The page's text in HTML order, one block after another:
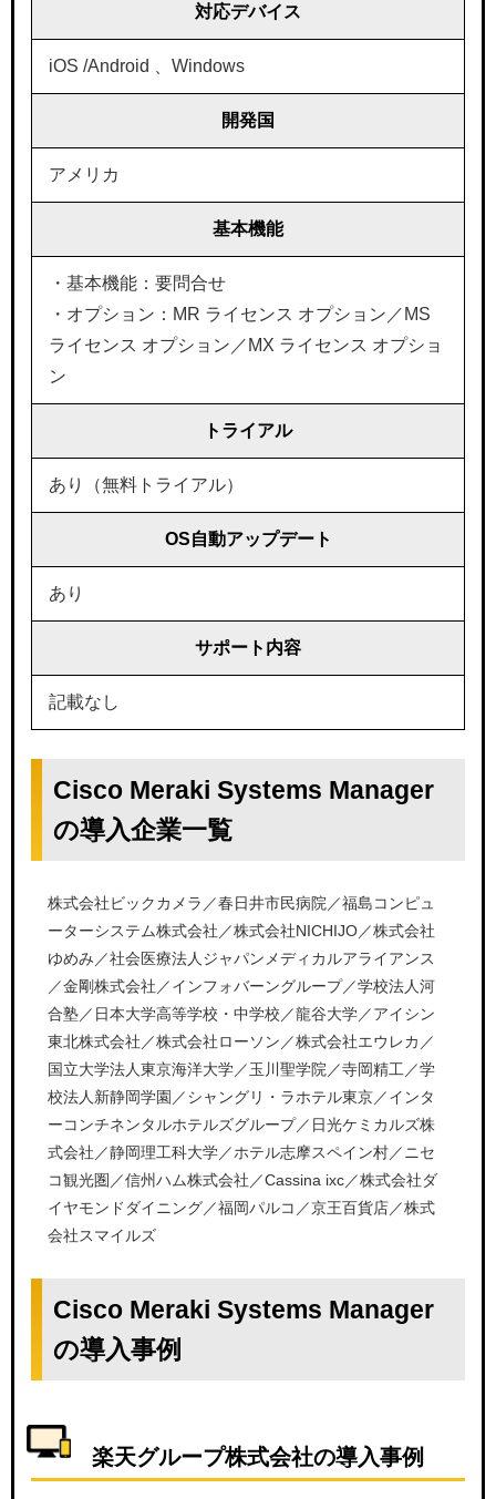
対応デバイス
iOS /Android 、Windows
開発国
アメリカ
基本機能
・基本機能：要問合せ
・オプション：MR ライセンス オプション／MS
ライセンス オプション／MX ライセンス オプショ
ン
トライアル
あり（無料トライアル）
OS自動アップデート
あり
サポート内容
記載なし
Cisco Meraki Systems Manager
の導入企業一覧
株式会社ビックカメラ／春日井市民病院／福島コンピュ
ーターシステム株式会社／株式会社NICHIJO／株式会社
ゆめみ／社会医療法人ジャパンメディカルアライアンス
／金剛株式会社／インフォバーングループ／学校法人河
合塾／日本大学高等学校・中学校／龍谷大学／アイシン
東北株式会社／株式会社ローソン／株式会社エウレカ／
国立大学法人東京海洋大学／玉川聖学院／寺岡精工／学
校法人新静岡学園／シャングリ・ラホテル東京／インタ
ーコンチネンタルホテルズグループ／日光ケミカルズ株
式会社／静岡理工科大学／ホテル志摩スペイン村／ニセ
コ観光圏／信州ハム株式会社／Cassina ixc／株式会社ダ
イヤモンドダイニング／福岡パルコ／京王百貨店／株式
会社スマイルズ
Cisco Meraki Systems Manager
の導入事例
楽天グループ株式会社の導入事例